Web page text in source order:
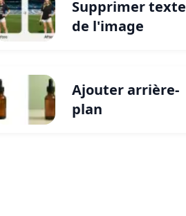
Supprimer texte
de l'image
Ajouter arrière-
plan